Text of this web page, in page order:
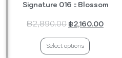
Signature 016 :: Blossom
฿2,890.00 ฿2,160.00
Select options